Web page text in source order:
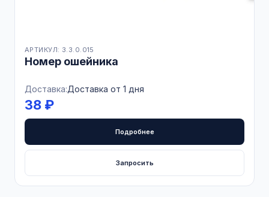
АРТИКУЛ: 3.3.0.015
Номер ошейника
Доставка:Доставка от 1 дня
38 ₽
Подробнее
Запросить